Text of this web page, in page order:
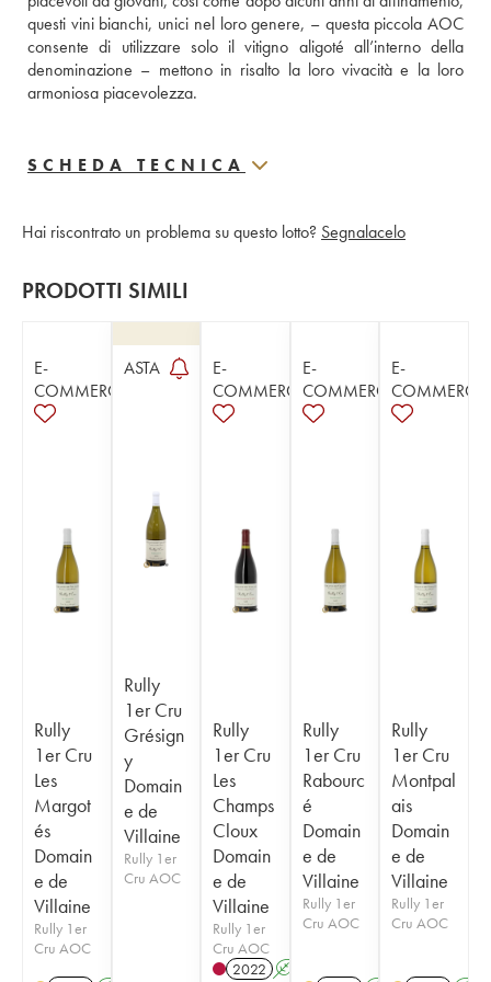
questi vini bianchi, unici nel loro genere, – questa piccola AOC
consente di utilizzare solo il vitigno aligoté all’interno della
denominazione – mettono in risalto la loro vivacità e la loro
armoniosa piacevolezza.
SCHEDA TECNICA
Hai riscontrato un problema su questo lotto? Segnalacelo
PRODOTTI SIMILI
E-
COMMERCE
Rully
1er Cru
Les
Margot
és
Domain
e de
Villaine
Rully 1er
Cru AOC
ASTA
Rully
1er Cru
Grésign
y
Domain
e de
Villaine
Rully 1er
Cru AOC
E-
COMMERCE
Rully
1er Cru
Les
Champs
Cloux
Domain
e de
Villaine
Rully 1er
Cru AOC
2022 A
E-
COMMERCE
Rully
1er Cru
Rabourc
é
Domain
e de
Villaine
Rully 1er
Cru AOC
E-
COMMERCE
Rully
1er Cru
Montpal
ais
Domain
e de
Villaine
Rully 1er
Cru AOC